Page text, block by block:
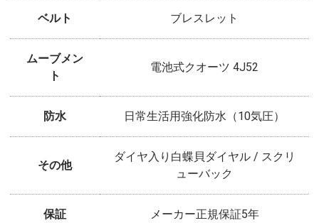
ベルト ブレスレット
ムーブメン
ト
電池式クオーツ 4J52
防水 日常生活用強化防水（10気圧）
その他
ダイヤ入り白蝶貝ダイヤル / スクリ
ューバック
保証 メーカー正規保証5年